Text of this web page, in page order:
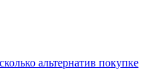
альтернатив покупке